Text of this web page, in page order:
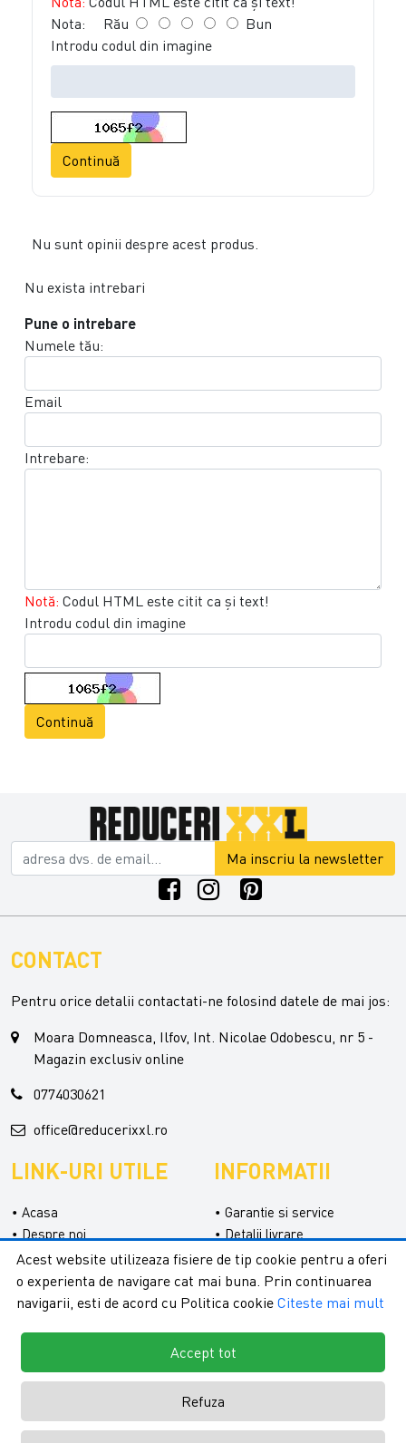
Nota: Rău
Bun
Introdu codul din imagine
Continuă
Nu sunt opinii despre acest produs.
Nu exista intrebari
Pune o intrebare
Numele tău:
Email
Intrebare:
Notă: Codul HTML este citit ca şi text!
Introdu codul din imagine
Continuă
Ma inscriu la newsletter
CONTACT
Pentru orice detalii contactati-ne folosind datele de mai jos:
Moara Domneasca, Ilfov, Int. Nicolae Odobescu, nr 5 -
Magazin exclusiv online
0774030621
office@reducerixxl.ro
LINK-URI UTILE
Acasa
Despre noi
Categorii
Contact
Formular retur
INFORMATII
Garantie si service
Detalii livrare
Confidentialitate
Termeni si conditii
Copyright © 2026 - ReduceriXXL |
Acest website utilizeaza fisiere de tip cookie pentru a oferi
o experienta de navigare cat mai buna. Prin continuarea
navigarii, esti de acord cu Politica cookie Citeste mai mult
Accept tot
Refuza